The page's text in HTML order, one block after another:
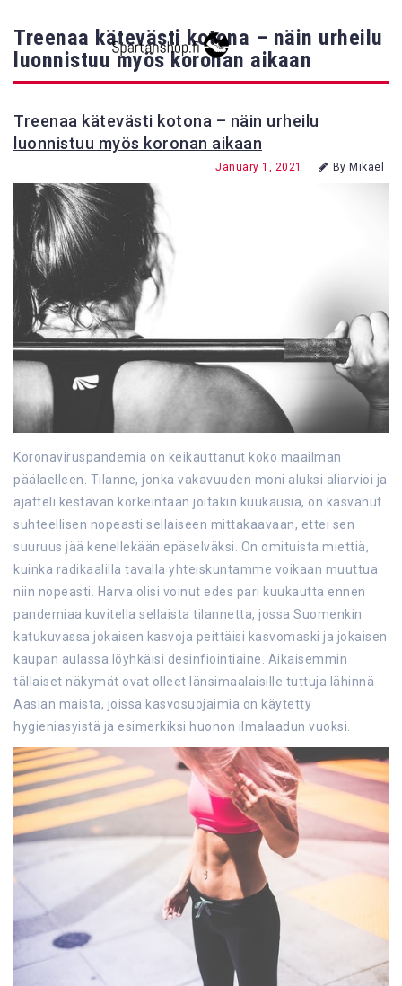
Treenaa kätevästi kotona – näin urheilu
luonnistuu myös koronan aikaan
Treenaa kätevästi kotona – näin urheilu
luonnistuu myös koronan aikaan
January 1, 2021 By Mikael
Koronaviruspandemia on keikauttanut koko maailman
päälaelleen. Tilanne, jonka vakavuuden moni aluksi aliarvioi ja
ajatteli kestävän korkeintaan joitakin kuukausia, on kasvanut
suhteellisen nopeasti sellaiseen mittakaavaan, ettei sen
suuruus jää kenellekään epäselväksi. On omituista miettiä,
kuinka radikaalilla tavalla yhteiskuntamme voikaan muuttua
niin nopeasti. Harva olisi voinut edes pari kuukautta ennen
pandemiaa kuvitella sellaista tilannetta, jossa Suomenkin
katukuvassa jokaisen kasvoja peittäisi kasvomaski ja jokaisen
kaupan aulassa löyhkäisi desinfiointiaine. Aikaisemmin
tällaiset näkymät ovat olleet länsimaalaisille tuttuja lähinnä
Aasian maista, joissa kasvosuojaimia on käytetty
hygieniasyistä ja esimerkiksi huonon ilmalaadun vuoksi.